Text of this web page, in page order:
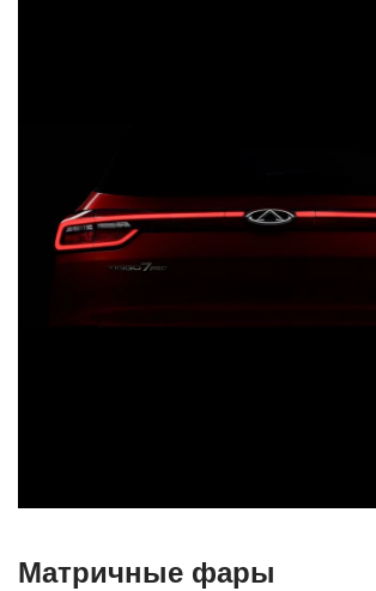
Матричные фары